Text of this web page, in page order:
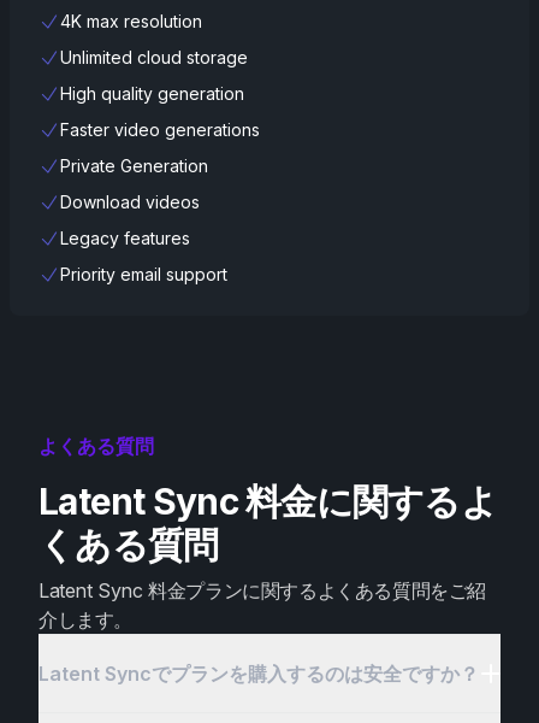
4K max resolution
Unlimited cloud storage
High quality generation
Faster video generations
Private Generation
Download videos
Legacy features
Priority email support
よくある質問
Latent Sync 料金に関するよ
くある質問
Latent Sync 料金プランに関するよくある質問をご紹
介します。
Latent Syncでプランを購入するのは安全ですか？